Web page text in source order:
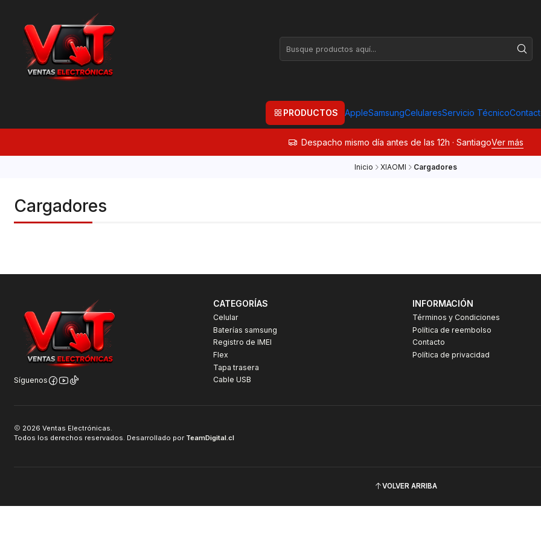
PRODUCTOS AppleSamsungCelularesServicio Técnico
Despacho mismo día antes de las 12h · SantiagoVer más
Inicio XIAOMI Cargadores
Cargadores
Síguenos
CATEGORÍAS
Celular
Baterías samsung
Registro de IMEI
Flex
Tapa trasera
Cable USB
INFORMACIÓN
Términos y Condiciones
Política de reembolso
Contacto
Política de privacidad
2026 Ventas Electrónicas.
Todos los derechos reservados. Desarrollado por TeamDigital.cl
VOLVER ARRIBA